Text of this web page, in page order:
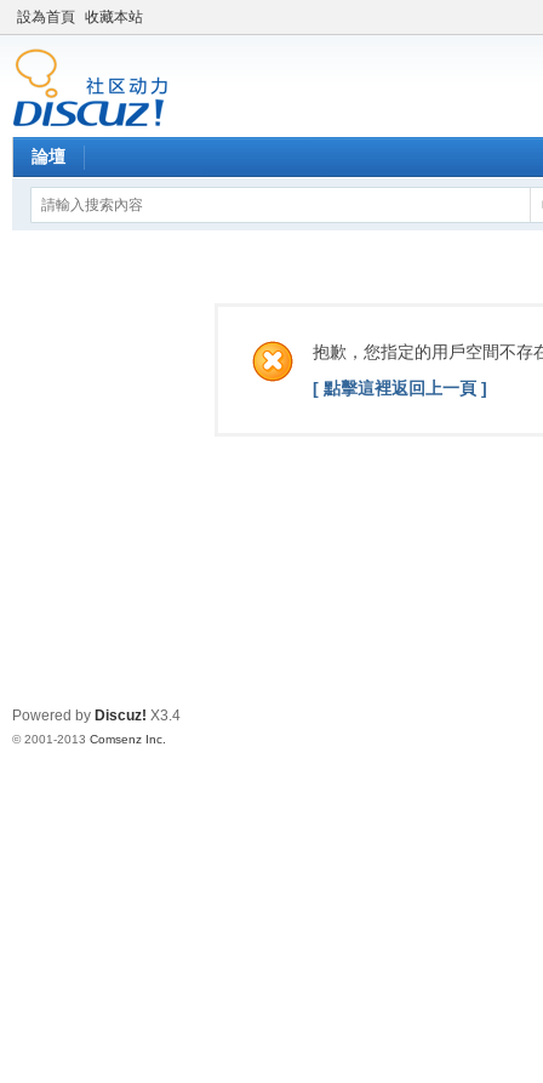
設為首頁 收藏本站
論壇
抱歉，您指定的用戶空間不存
[ 點擊這裡返回上一頁 ]
Powered by Discuz! X3.4
© 2001-2013 Comsenz Inc.